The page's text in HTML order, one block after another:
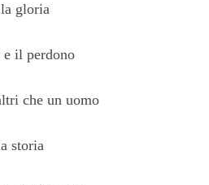
gloria
e il perdono
che un uomo
storia